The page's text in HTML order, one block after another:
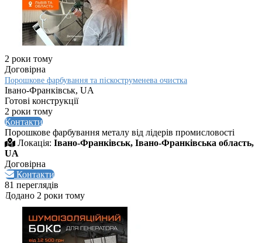
2 роки тому
Договірна
Порошкове фарбування та піскоструменева очистка
Івано-Франківськ, UA
Готові конструкції
2 роки тому
Контакти
Порошкове фарбування металу від лідерів промисловості
Локація: Івано-Франківськ, Івано-Франківська область,
UA
Договірна
Контакти
81 переглядів
Додано 2 роки тому